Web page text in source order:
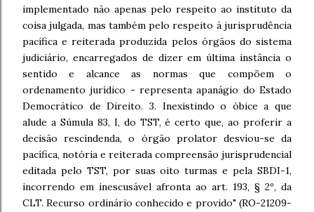
implementado não apenas pelo respeito ao instituto da
coisa julgada, mas também pelo respeito à jurisprudência
pacífica e reiterada produzida pelos órgãos do sistema
judiciário, encarregados de dizer em última instância o
sentido e alcance as normas que compõem o
ordenamento jurídico - representa apanágio do Estado
Democrático de Direito. 3. Inexistindo o óbice a que
alude a Súmula 83, I, do TST, é certo que, ao proferir a
decisão rescindenda, o órgão prolator desviou-se da
pacífica, notória e reiterada compreensão jurisprudencial
editada pelo TST, por suas oito turmas e pela SBDI-1,
incorrendo em inescusável afronta ao art. 193, § 2º, da
CLT. Recurso ordinário conhecido e provido" (RO-21209-